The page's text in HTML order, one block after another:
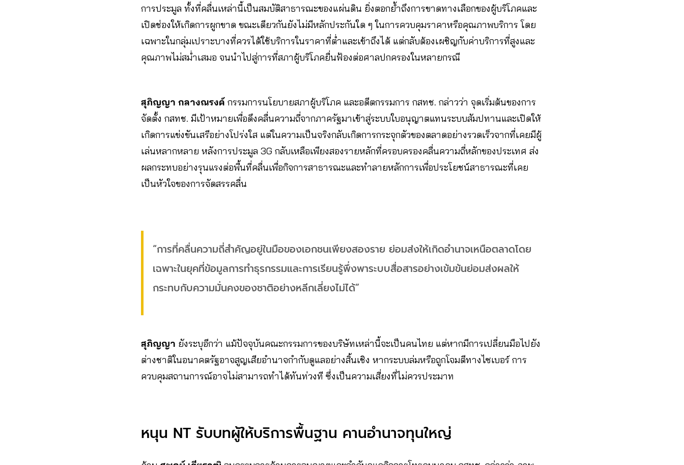
การประมูล ทั้งที่คลื่นเหล่านี้เป็นสมบัติสาธารณะของแผ่นดิน ยิ่งตอกย้ำถึงการขาดทางเลือกของผู้บริโภคและ
เปิดช่องให้เกิดการผูกขาด ขณะเดียวกันยังไม่มีหลักประกันใด ๆ ในการควบคุมราคาหรือคุณภาพบริการ โดย
เฉพาะในกลุ่มเปราะบางที่ควรได้ใช้บริการในราคาที่ต่ำและเข้าถึงได้ แต่กลับต้องเผชิญกับค่าบริการที่สูงและ
คุณภาพไม่สม่ำเสมอ จนนำไปสู่การที่สภาผู้บริโภคยื่นฟ้องต่อศาลปกครองในหลายกรณี
สุภิญญา กลางณรงค์ กรรมการนโยบายสภาผู้บริโภค และอดีตกรรมการ กสทช. กล่าวว่า จุดเริ่มต้นของการ
จัดตั้ง กสทช. มีเป้าหมายเพื่อดึงคลื่นความถี่จากภาครัฐมาเข้าสู่ระบบใบอนุญาตแทนระบบสัมปทานและเปิดให้
เกิดการแข่งขันเสรีอย่างโปร่งใส แต่ในความเป็นจริงกลับเกิดการกระจุกตัวของตลาดอย่างรวดเร็วจากที่เคยมีผู้
เล่นหลากหลาย หลังการประมูล 3G กลับเหลือเพียงสองรายหลักที่ครอบครองคลื่นความถี่หลักของประเทศ ส่ง
ผลกระทบอย่างรุนแรงต่อพื้นที่คลื่นเพื่อกิจการสาธารณะและทำลายหลักการเพื่อประโยชน์สาธารณะที่เคย
เป็นหัวใจของการจัดสรรคลื่น
“การที่คลื่นความถี่สำคัญอยู่ในมือของเอกชนเพียงสองราย ย่อมส่งให้เกิดอำนาจเหนือตลาดโดย
เฉพาะในยุคที่ข้อมูลการทำธุรกรรมและการเรียนรู้พึ่งพาระบบสื่อสารอย่างเข้มข้นย่อมส่งผลให้
กระทบกับความมั่นคงของชาติอย่างหลีกเลี่ยงไม่ได้”
สุภิญญา ยังระบุอีกว่า แม้ปัจจุบันคณะกรรมการของบริษัทเหล่านี้จะเป็นคนไทย แต่หากมีการเปลี่ยนมือไปยัง
ต่างชาติในอนาคตรัฐอาจสูญเสียอำนาจกำกับดูแลอย่างสิ้นเชิง หากระบบล่มหรือถูกโจมตีทางไซเบอร์ การ
ควบคุมสถานการณ์อาจไม่สามารถทำได้ทันท่วงที ซึ่งเป็นความเสี่ยงที่ไม่ควรประมาท
หนุน NT รับบทผู้ให้บริการพื้นฐาน คานอำนาจทุนใหญ่